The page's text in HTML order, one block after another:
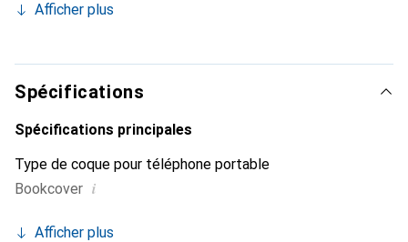
et indispensable pour votre smartphone. Reconnaître
marque Noreve est un choix sûr pour une clientèle
exigeante.
Afficher plus
Spécifications
Spécifications principales
Type de coque pour téléphone portable
Bookcover i
Afficher plus